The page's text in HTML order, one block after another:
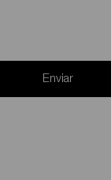
Enviar